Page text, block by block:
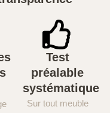
Test
préalable
systématique
Sur tout meuble